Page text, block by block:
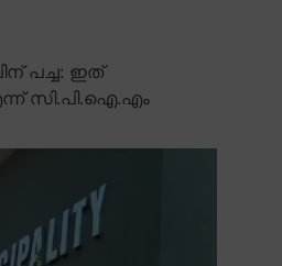
പച്ച: ഇത്
സി.പി.ഐ.എം